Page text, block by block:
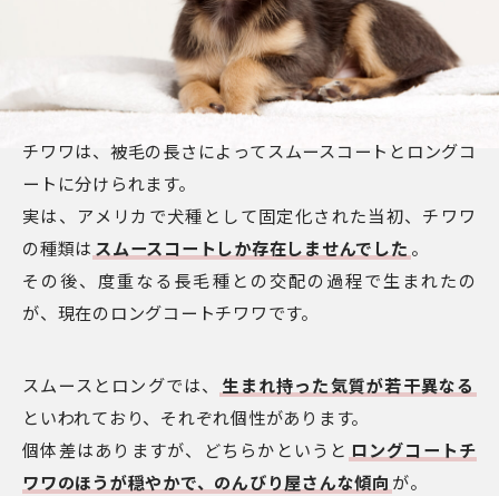
チワワは、被毛の長さによってスムースコートとロングコ
ートに分けられます。
実は、アメリカで犬種として固定化された当初、チワワ
の種類は スムースコートしか存在しませんでした 。
その後、度重なる長毛種との交配の過程で生まれたの
が、現在のロングコートチワワです。
スムースとロングでは、
生まれ持った気質が若干異なる
といわれており、それぞれ個性があります。
個体差はありますが、どちらかというと ロングコートチ
ワワのほうが穏やかで、のんびり屋さんな傾向 が。